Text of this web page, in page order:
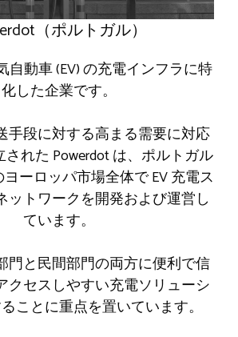
（ポルトガル）
自動車 (EV) の充電インフラに特
化した企業です。
手段に対する高まる需要に対応
れた Powerdot は、ポルトガル
ーロッパ市場全体で EV 充電ス
ットワークを開発および運営し
ています。
門と民間部門の両方に便利で信
クセスしやすい充電ソリューシ
ことに重点を置いています。